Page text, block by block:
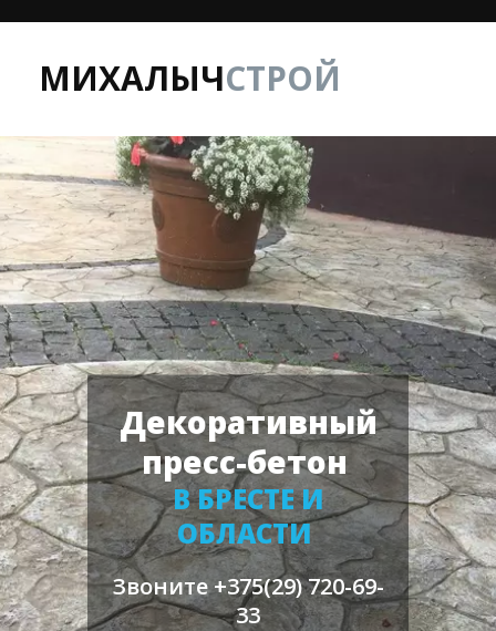
МИХАЛЫЧСТРОЙ
Декоративный
пресс-бетон
В БРЕСТЕ И
ОБЛАСТИ
Звоните +375(29) 720-69-
33